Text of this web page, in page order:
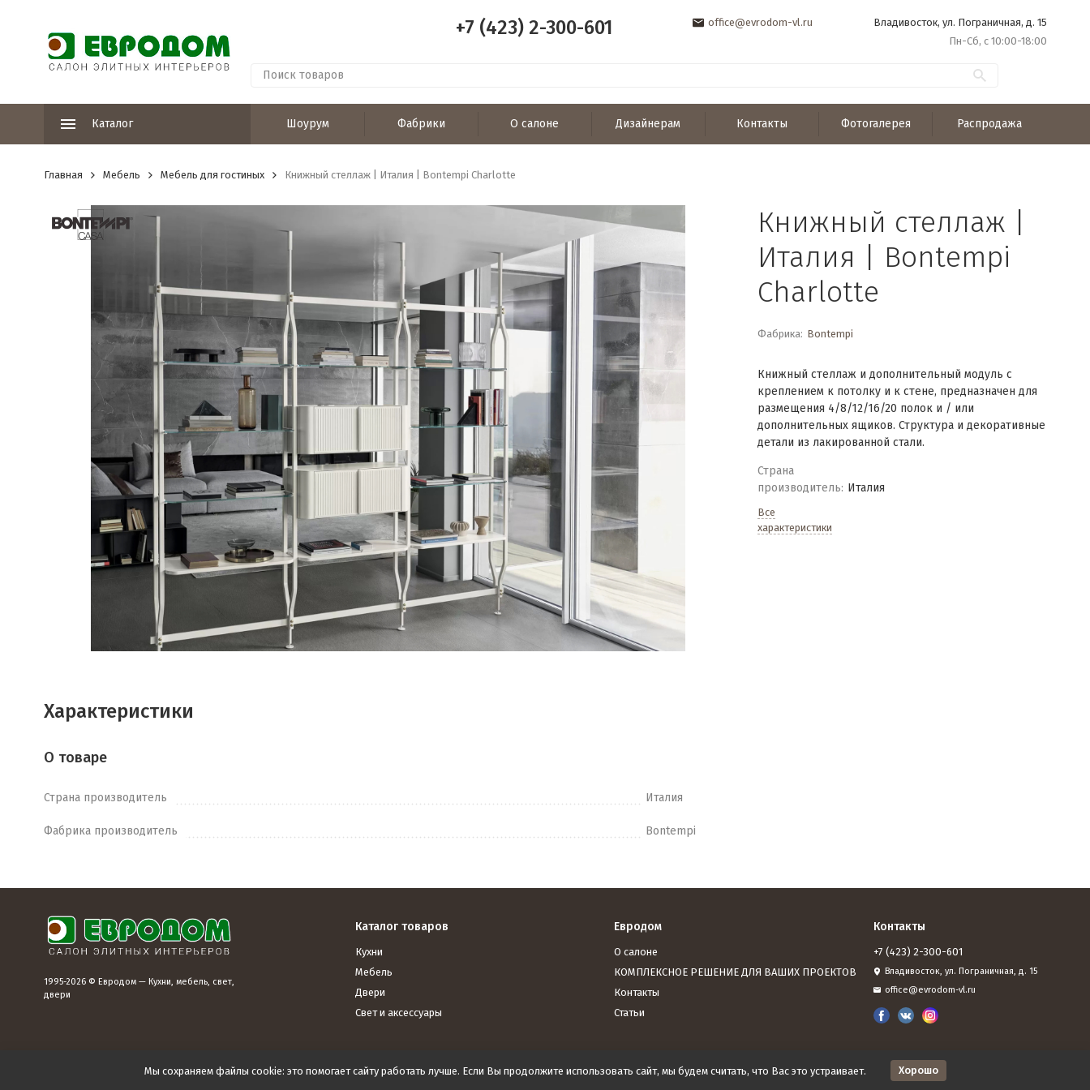
+7 (423) 2-300-601 office@evrodom-vl.ru
Владивосток, ул. Пограничная, д. 15
Пн-Сб, с 10:00-18:00
Каталог Шоурум Фабрики О салоне Дизайнерам Контакты Фотогалерея Распродажа
Главная Мебель Мебель для гостиных Книжный стеллаж | Италия | Bontempi Charlotte
Книжный стеллаж |
Италия | Bontempi
Charlotte
Фабрика: Bontempi
Книжный cтеллаж и дополнительный модуль с
креплением к потолку и к стене, предназначен для
размещения 4/8/12/16/20 полок и / или
дополнительных ящиков. Структура и декоративные
детали из лакированной стали.
Страна
производитель: Италия
Все
характеристики
Характеристики
О товаре
Страна производитель Италия
Фабрика производитель Bontempi
1995-2026 © Евродом — Кухни, мебель, свет,
двери
Каталог товаров
Кухни
Мебель
Двери
Свет и аксессуары
Евродом
О салоне
КОМПЛЕКСНОЕ РЕШЕНИЕ ДЛЯ ВАШИХ ПРОЕКТОВ
Контакты
Статьи
Контакты
+7 (423) 2-300-601
Владивосток, ул. Пограничная, д. 15
office@evrodom-vl.ru
Мы сохраняем файлы cookie: это помогает сайту работать лучше. Если Вы продолжите использовать сайт, мы будем считать, что Вас это устраивает. Хорошо